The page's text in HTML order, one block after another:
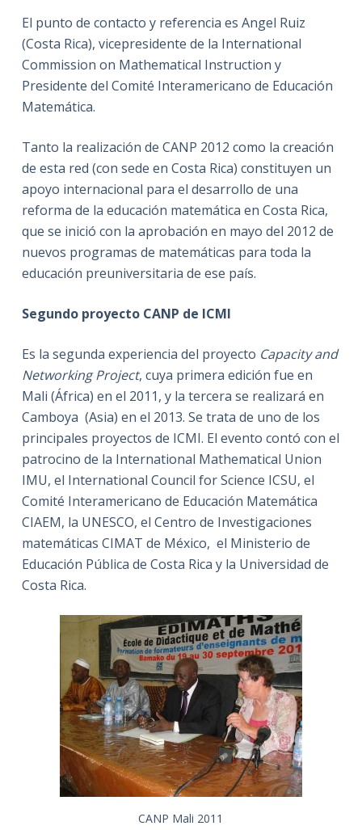
El punto de contacto y referencia es Angel Ruiz
(Costa Rica), vicepresidente de la International
Commission on Mathematical Instruction y
Presidente del Comité Interamericano de Educación
Matemática.
Tanto la realización de CANP 2012 como la creación
de esta red (con sede en Costa Rica) constituyen un
apoyo internacional para el desarrollo de una
reforma de la educación matemática en Costa Rica,
que se inició con la aprobación en mayo del 2012 de
nuevos programas de matemáticas para toda la
educación preuniversitaria de ese país.
Segundo proyecto CANP de ICMI
Es la segunda experiencia del proyecto Capacity and
Networking Project, cuya primera edición fue en
Mali (África) en el 2011, y la tercera se realizará en
Camboya (Asia) en el 2013. Se trata de uno de los
principales proyectos de ICMI. El evento contó con el
patrocino de la International Mathematical Union
IMU, el International Council for Science ICSU, el
Comité Interamericano de Educación Matemática
CIAEM, la UNESCO, el Centro de Investigaciones
matemáticas CIMAT de México, el Ministerio de
Educación Pública de Costa Rica y la Universidad de
Costa Rica.
CANP Mali 2011